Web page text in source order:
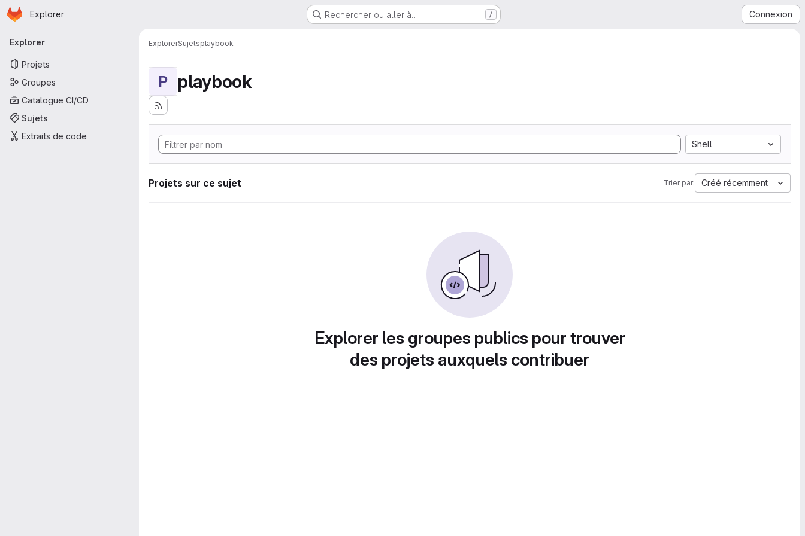
Passer au contenu principal
Page d'accueil
Explorer Rechercher ou aller à… / Connexion
Navigation principale
Explorer
Projets
Groupes
Catalogue CI/CD
Sujets
Extraits de code
ExplorerSujetsplaybook
P playbook
Shell
Projets sur ce sujet Trier par: Créé récemment
Explorer les groupes publics pour trouver
des projets auxquels contribuer